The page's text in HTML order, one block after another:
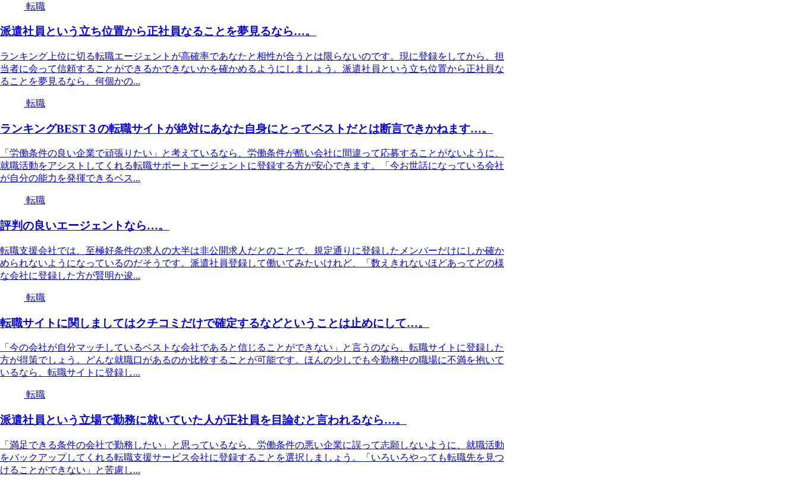
転職
派遣社員という立ち位置から正社員なることを夢見るなら…。
ランキング上位に切る転職エージェントが高確率であなたと相性が合うとは限らないのです。現に登録をしてから、担
当者に会って信頼することができるかできないかを確かめるようにしましょう。派遣社員という立ち位置から正社員な
ることを夢見るなら、何個かの...
転職
ランキングBEST３の転職サイトが絶対にあなた自身にとってベストだとは断言できかねます…。
「労働条件の良い企業で頑張りたい」と考えているなら、労働条件が酷い会社に間違って応募することがないように、
就職活動をアシストしてくれる転職サポートエージェントに登録する方が安心できます。「今お世話になっている会社
が自分の能力を発揮できるベス...
転職
評判の良いエージェントなら…。
転職支援会社では、至極好条件の求人の大半は非公開求人だとのことで、規定通りに登録したメンバーだけにしか確か
められないようになっているのだそうです。派遣社員登録して働いてみたいけれど、「数えきれないほどあってどの様
な会社に登録した方が賢明か逡...
転職
転職サイトに関しましてはクチコミだけで確定するなどということは止めにして…。
「今の会社が自分マッチしているベストな会社であると信じることができない」と言うのなら、転職サイトに登録した
方が得策でしょう。どんな就職口があるのか比較することが可能です。ほんの少しでも今勤務中の職場に不満を抱いて
いるなら、転職サイトに登録し...
転職
派遣社員という立場で勤務に就いていた人が正社員を目論むと言われるなら…。
「満足できる条件の会社で勤務したい」と思っているなら、労働条件の悪い企業に誤って志願しないように、就職活動
をバックアップしてくれる転職支援サービス会社に登録することを選択しましょう。「いろいろやっても転職先を見つ
けることができない」と苦慮し...